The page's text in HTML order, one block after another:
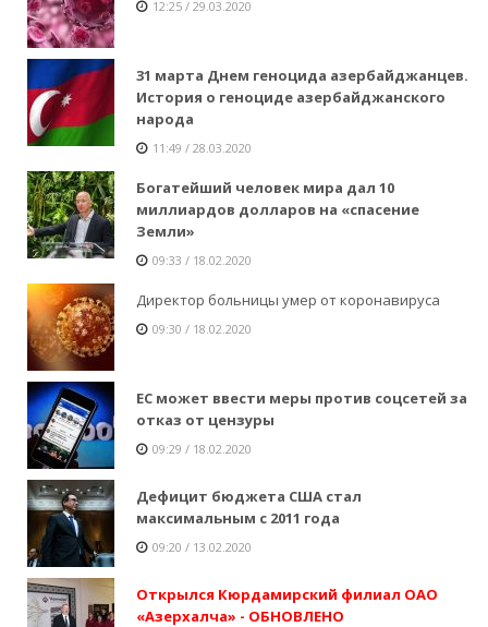
12:25 / 29.03.2020
31 марта Днем геноцида азербайджанцев.
История о геноциде азербайджанского
народа
11:49 / 28.03.2020
Богатейший человек мира дал 10
миллиардов долларов на «спасение
Земли»
09:33 / 18.02.2020
Директор больницы умер от коронавируса
09:30 / 18.02.2020
ЕС может ввести меры против соцсетей за
отказ от цензуры
09:29 / 18.02.2020
Дефицит бюджета США стал
максимальным с 2011 года
09:20 / 13.02.2020
Открылся Кюрдамирский филиал ОАО
«Азерхалча» - ОБНОВЛЕНО